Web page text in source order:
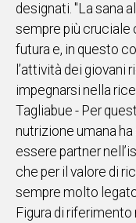
designati. "La sana
sempre più cruciale
futura e, in questo
l’attività dei
impegnarsi nella
Tagliabue - Per
nutrizione umana
essere partner
che per il valore di
sempre molto
Figura di